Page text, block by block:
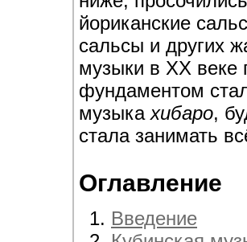
йориканские
сальсы и других
музыки в XX
фундаментом
музыка хибаро,
стала занимать
Оглавление
Введение